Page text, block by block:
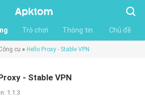
Tìm
kiếm
Trò chơi Thông tin Chủ đề
cụ » Hello Proxy - Stable VPN
- Stable VPN
1.1.3